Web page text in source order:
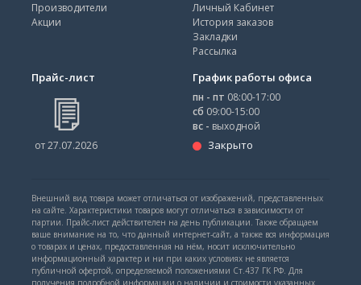
Производители
Акции
Личный Кабинет
История заказов
Закладки
Рассылка
Прайс-лист
от 27.07.2026
График работы офиса
пн - пт 08:00-17:00
сб 09:00-15:00
вс - выходной
Закрыто
Внешний вид товара может отличаться от изображений, представленных
на сайте. Характеристики товаров могут отличаться в зависимости от
партии. Прайс-лист действителен на день публикации. Также обращаем
ваше внимание на то, что данный интернет-сайт, а также вся информация
о товарах и ценах, предоставленная на нём, носит исключительно
информационный характер и ни при каких условиях не является
публичной офертой, определяемой положениями Ст.437 ГК РФ. Для
получения подробной информации о наличии и стоимости указанных